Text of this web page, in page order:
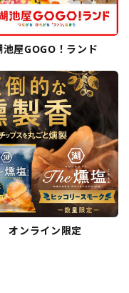
池屋GOGO！ランド
オンライン限定